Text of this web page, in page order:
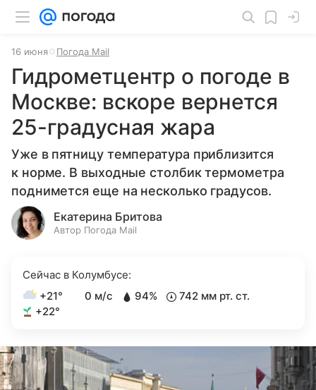
16 июня Погода Mail
Гидрометцентр о погоде в
Москве: вскоре вернется
25-градусная жара
Уже в пятницу температура приблизится
к норме. В выходные столбик термометра
поднимется еще на несколько градусов.
Екатерина Бритова
Автор Погода Mail
Сейчас в Колумбусе:
+21°
0 м/с 94%
742 мм рт. ст.
+22°